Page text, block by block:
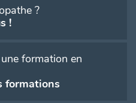
?
!
formation en
formations